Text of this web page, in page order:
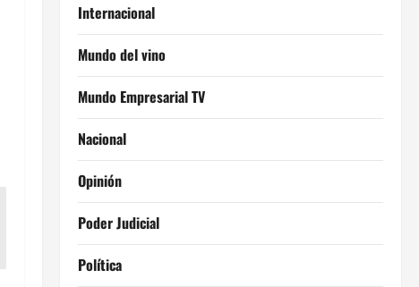
Internacional
Mundo del vino
Mundo Empresarial TV
Nacional
Opinión
Poder Judicial
Política